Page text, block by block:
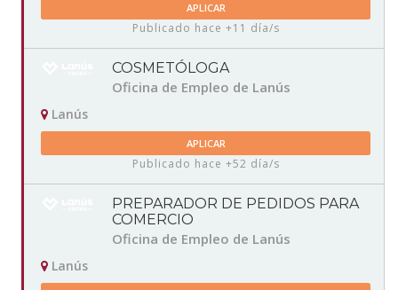
APLICAR
Publicado hace +11 día/s
COSMETÓLOGA
Oficina de Empleo de Lanús
Lanús
APLICAR
Publicado hace +52 día/s
PREPARADOR DE PEDIDOS PARA
COMERCIO
Oficina de Empleo de Lanús
Lanús